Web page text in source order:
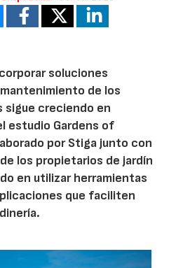
soluciones
de los
sigue creciendo en
estudio Gardens of
por Stiga junto con
los propietarios de jardín
en utilizar herramientas
que faciliten